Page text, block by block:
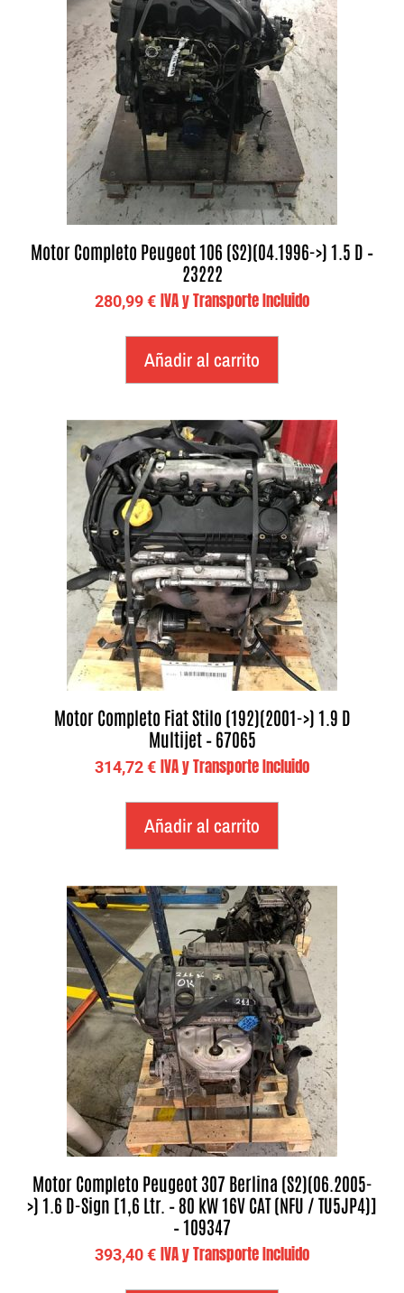
Motor Completo Peugeot 106 (S2)(04.1996->) 1.5 D –
23222
280,99€ IVA y Transporte Incluido
Añadir al carrito
Motor Completo Fiat Stilo (192)(2001->) 1.9 D
Multijet – 67065
314,72€ IVA y Transporte Incluido
Añadir al carrito
Motor Completo Peugeot 307 Berlina (S2)(06.2005-
>) 1.6 D-Sign [1,6 Ltr. – 80 kW 16V CAT (NFU / TU5JP4)]
– 109347
393,40€ IVA y Transporte Incluido